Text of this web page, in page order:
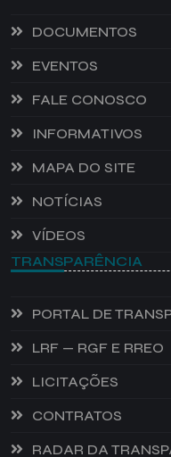
DOCUMENTOS
EVENTOS
FALE CONOSCO
INFORMATIVOS
MAPA DO SITE
NOTÍCIAS
VÍDEOS
TRANSPARÊNCIA
PORTAL DE
LRF — RGF E RREO
LICITAÇÕES
CONTRATOS
RADAR DA